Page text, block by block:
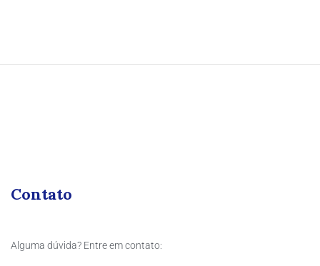
Contato
Alguma dúvida? Entre em contato: